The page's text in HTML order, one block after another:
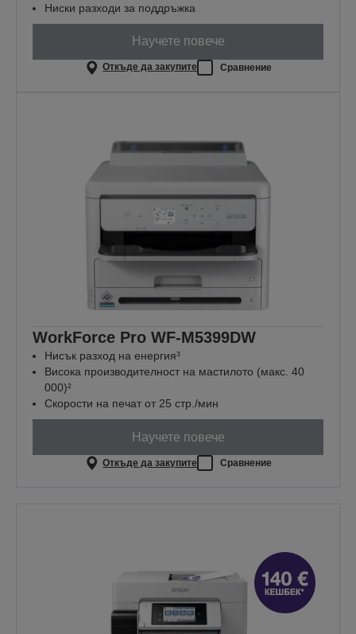
Ниски разходи за поддръжка
Научете повече
Откъде да закупите Сравнение
WorkForce Pro WF-M5399DW
Нисък разход на енергия³
Висока производителност на мастилото (макс. 40
000)²
Скорости на печат от 25 стр./мин
Научете повече
Откъде да закупите Сравнение